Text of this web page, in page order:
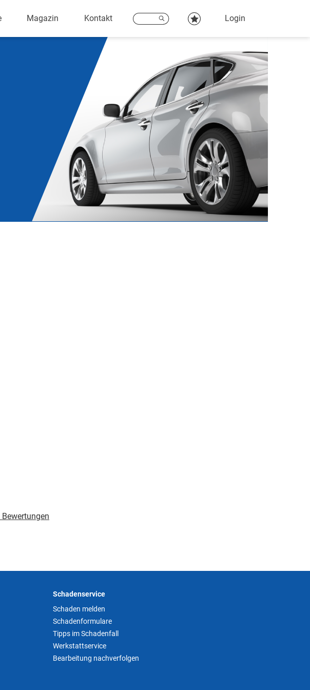
Magazin Kontakt Login
Schadenservice
Schaden melden
Schadenformulare
Tipps im Schadenfall
Werkstattservice
Bearbeitung nachverfolgen